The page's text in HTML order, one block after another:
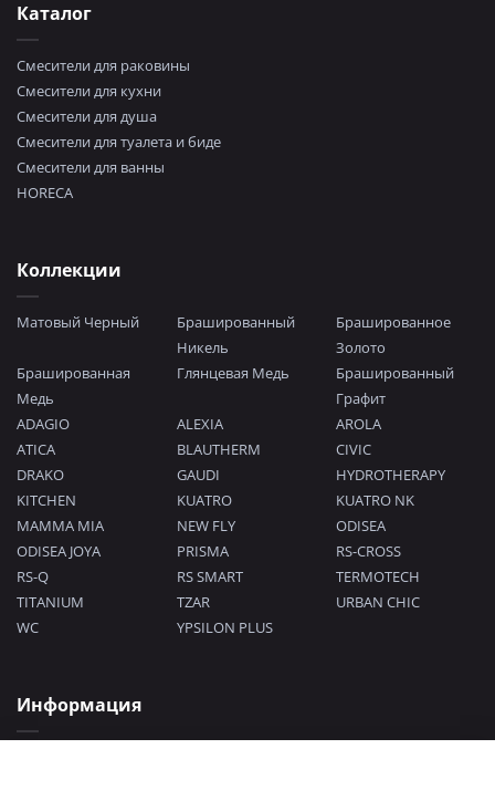
Каталог
Смесители для раковины
Смесители для кухни
Смесители для душа
Смесители для туалета и биде
Смесители для ванны
HORECA
Коллекции
Матовый Черный
Брашированный
Никель
Брашированное
Золото
Брашированная
Медь
Глянцевая Медь
Брашированный
Графит
ADAGIO
ALEXIA
AROLA
ATICA
BLAUTHERM
CIVIC
DRAKO
GAUDI
HYDROTHERAPY
KITCHEN
KUATRO
KUATRO NK
MAMMA MIA
NEW FLY
ODISEA
ODISEA JOYA
PRISMA
RS-CROSS
RS-Q
RS SMART
TERMOTECH
TITANIUM
TZAR
URBAN CHIC
WC
YPSILON PLUS
Информация